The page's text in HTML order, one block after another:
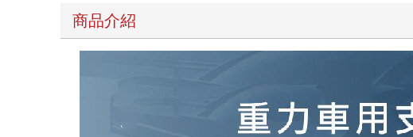
商品介紹